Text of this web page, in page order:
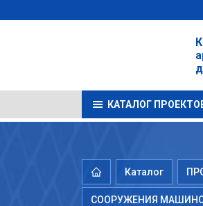
КАТАЛОГ
Каталог
СООРУЖЕНИЯ